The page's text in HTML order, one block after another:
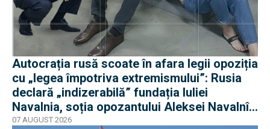
Autocrația rusă scoate în afara legii opoziția
cu „legea împotriva extremismului”: Rusia
declară „indizerabilă” fundația Iuliei
Navalnia, soția opozantului Aleksei Navalnîi,
ucis în închisorile siberiene
07 AUGUST 2026